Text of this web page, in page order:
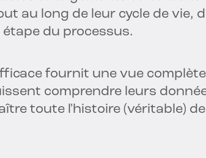
au long de leur cycle de vie,
du processus.
fournit une vue
comprendre leurs
toute l'histoire (véritable)